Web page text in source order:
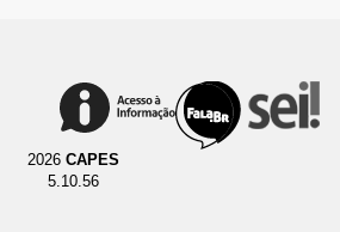
2026 CAPES
5.10.56